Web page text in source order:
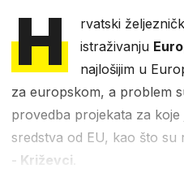
H
rvatski
istraživanju
najlošijim u
za europskom, a problem
provedba projekata za koje
sredstva od EU, kao što su
- Križevci